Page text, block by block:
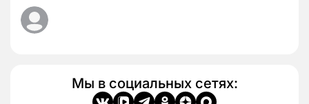
Мы в социальных сетях: